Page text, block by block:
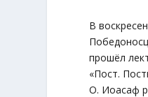
В
прошёл
«Пост.
О. Иоасаф